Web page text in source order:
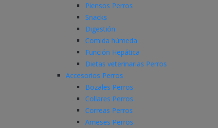
Piensos Perros
Snacks
Digestión
Comida húmeda
Función Hepática
Dietas veterinarias Perros
Accesorios Perros
Bozales Perros
Collares Perros
Correas Perros
Arneses Perros